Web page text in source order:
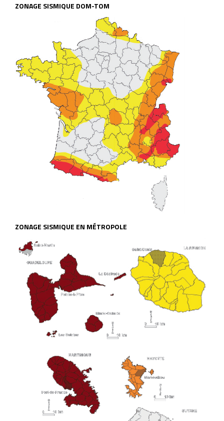
ZONAGE SISMIQUE DOM-TOM
ZONAGE SISMIQUE EN MÉTROPOLE